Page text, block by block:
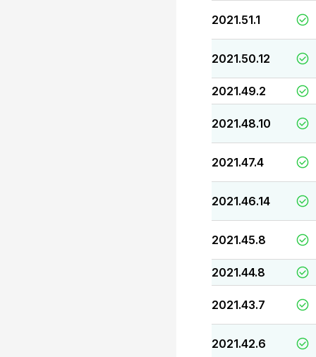
2021.51.1
2021.50.12
2021.49.2
2021.48.10
2021.47.4
2021.46.14
2021.45.8
2021.44.8
2021.43.7
2021.42.6